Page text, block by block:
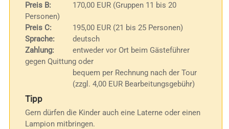
Preis B:
170,00 EUR (Gruppen 11 bis 20
Personen)
Preis C:
195,00 EUR (21 bis 25 Personen)
Sprache:
deutsch
Zahlung:
entweder vor Ort beim Gästeführer
gegen Quittung oder
bequem per Rechnung nach der Tour
(zzgl. 4,00 EUR Bearbeitungsgebühr)
Tipp
Gern dürfen die Kinder auch eine Laterne oder einen
Lampion mitbringen.